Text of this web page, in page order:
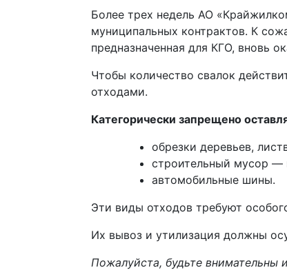
Более трех недель АО
муниципальных контрактов. К
предназначенная для КГО, вновь
Чтобы количество свалок
отходами.
Категорически запрещено
обрезки деревьев,
строительный мусор —
автомобильные шины.
Эти виды отходов требуют
Их вывоз и утилизация должны
Пожалуйста, будьте внимательны